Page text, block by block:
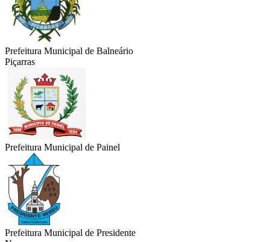
Prefeitura Municipal de Balneário
Piçarras
Prefeitura Municipal de Painel
Prefeitura Municipal de Presidente